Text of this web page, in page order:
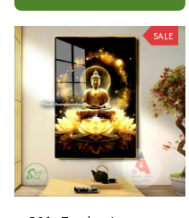
SALE